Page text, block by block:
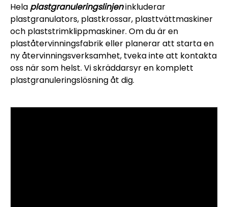
Hela plastgranuleringslinjeninkluderar
plastgranulators, plastkrossar, plasttvättmaskiner
och plaststrimklippmaskiner. Om du är en
plaståtervinningsfabrik eller planerar att starta en
ny återvinningsverksamhet, tveka inte att kontakta
oss när som helst. Vi skräddarsyr en komplett
plastgranuleringslösning åt dig.